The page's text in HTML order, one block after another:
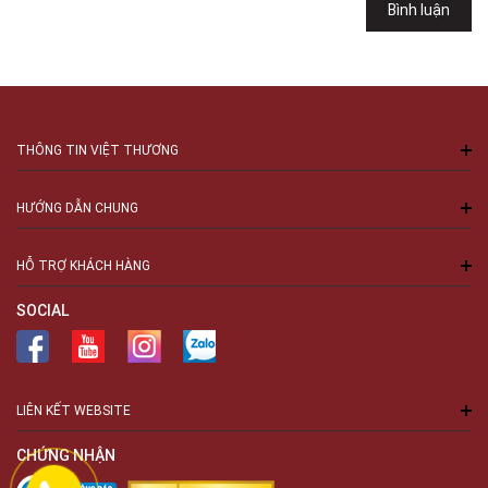
Bình luận
THÔNG TIN VIỆT THƯƠNG
HƯỚNG DẪN CHUNG
HỖ TRỢ KHÁCH HÀNG
SOCIAL
LIÊN KẾT WEBSITE
CHỨNG NHẬN